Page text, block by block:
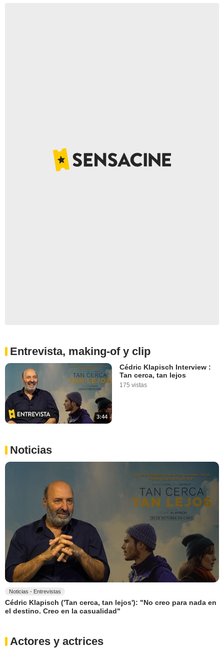
Entrevista, making-of y clip
3:44
Cédric Klapisch Interview :
Tan cerca, tan lejos
175 vistas
Noticias
Noticias - Entrevistas
Cédric Klapisch ('Tan cerca, tan lejos'): "No creo para nada en
el destino. Creo en la casualidad"
Actores y actrices